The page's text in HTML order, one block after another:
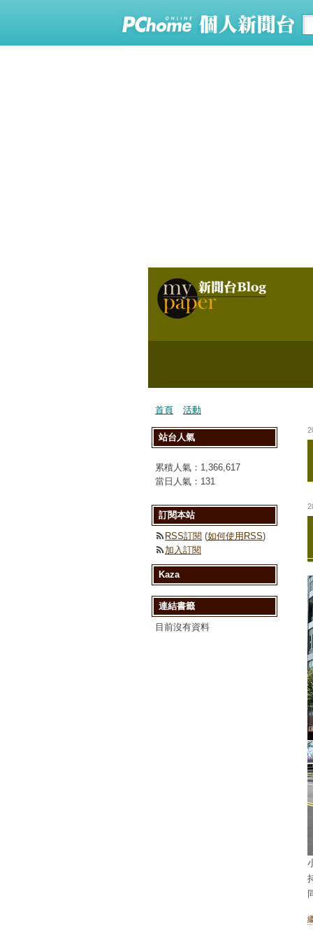
首頁 活動
站台人氣
累積人氣： 1,366,617
當日人氣： 131
訂閱本站
RSS訂閱 (如何使用RSS)
加入訂閱
Kaza
連結書籤
目前沒有資料